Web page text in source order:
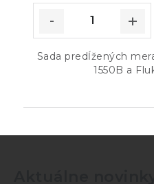
Sada predĺžených
1550B a